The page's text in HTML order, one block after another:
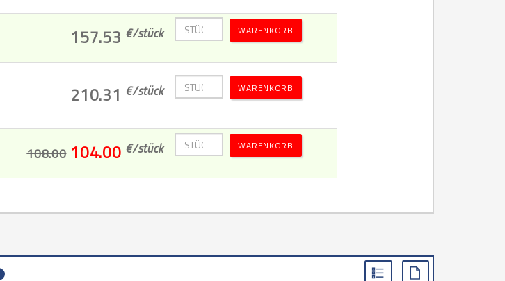
157.53 €/stück WARENKORB
210.31 €/stück WARENKORB
108.00 104.00 €/stück WARENKORB